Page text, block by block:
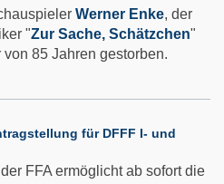
Werner Enke, der
"Zur Sache, Schätzchen"
85 Jahren gestorben.
für DFFF I- und
FFA ermöglicht ab sofort die